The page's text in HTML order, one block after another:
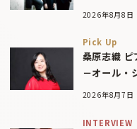
2026年8月8日
Pick Up
桑原志織 ピ
－オール・
2026年8月7日
INTERVIEW